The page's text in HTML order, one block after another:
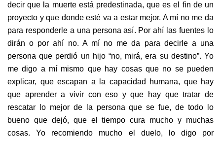
decir que la muerte está predestinada, que es el fin de un
proyecto y que donde esté va a estar mejor. A mí no me da
para responderle a una persona así. Por ahí las fuentes lo
dirán o por ahí no. A mí no me da para decirle a una
persona que perdió un hijo “no, mirá, era su destino”. Yo
me digo a mí mismo que hay cosas que no se pueden
explicar, que escapan a la capacidad humana, que hay
que aprender a vivir con eso y que hay que tratar de
rescatar lo mejor de la persona que se fue, de todo lo
bueno que dejó, que el tiempo cura mucho y muchas
cosas. Yo recomiendo mucho el duelo, lo digo por